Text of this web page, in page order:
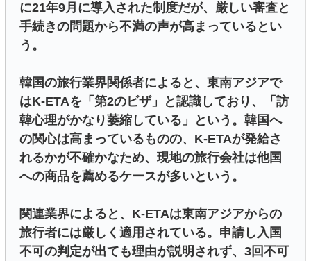
に21年9月に導入された制度だが、厳しい審査と
手続きの問題から不満の声が高まっているとい
う。
韓国の旅行業界関係者によると、東南アジアで
はK-ETAを「第2のビザ」と認識しており、「訪
韓心理がかなり萎縮している」という。韓国へ
の関心は高まっているものの、K-ETAが発給さ
れるかが不確かなため、現地の旅行会社は他国
への商品を薦めるケースが多いという。
関連業界によると、K-ETAは東南アジアからの
旅行者には厳しく適用されている。申請し入国
不可の判定が出ても理由が説明されず、3回不可